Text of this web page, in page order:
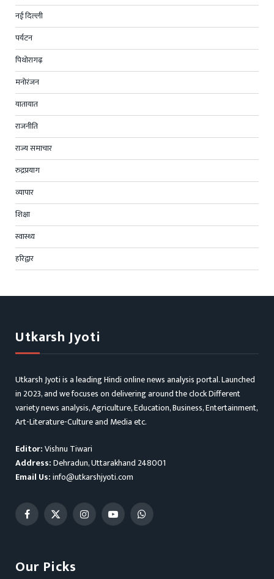
नई दिल्ली
पर्यटन
पिथोरागढ़
मनोरंजन
यातायात
राजनीति
राज्य समाचार
रुद्रप्रयाग
व्यापार
शिक्षा
स्वास्थ्य
हरिद्वार
Utkarsh Jyoti
Utkarsh Jyoti is a leading Hindi online news analysis portal. Launched
in 2023, and we focuses on delivering around the clock Different
variety news analysis, Agriculture, Education, Business, Entertainment,
Art-Literature-Culture and Media etc.
Editor:Vishnu Tiwari
Address:Dehradun, Uttarakhand 248001
Email Us:info@utkarshjyoti.com
Facebook
X
InstagramYouTubeWhatsApp
Our Picks